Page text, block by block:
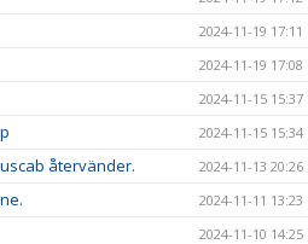
2024-11-19 17:11
2024-11-19 17:08
2024-11-15 15:37
2024-11-15 15:34
återvänder. 2024-11-13 20:26
2024-11-11 13:23
2024-11-10 14:25